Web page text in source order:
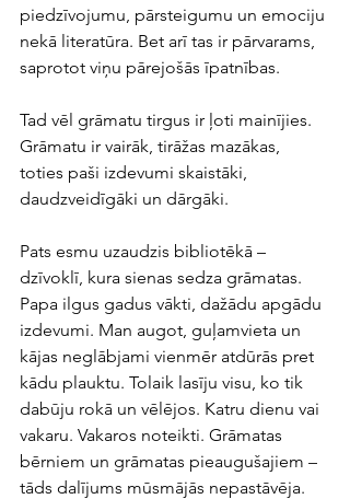
piedzīvojumu, pārsteigumu un emociju
nekā literatūra. Bet arī tas ir pārvarams,
saprotot viņu pārejošās īpatnības.
Tad vēl grāmatu tirgus ir ļoti mainījies.
Grāmatu ir vairāk, tirāžas mazākas,
toties paši izdevumi skaistāki,
daudzveidīgāki un dārgāki.
Pats esmu uzaudzis bibliotēkā –
dzīvoklī, kura sienas sedza grāmatas.
Papa ilgus gadus vākti, dažādu apgādu
izdevumi. Man augot, guļamvieta un
kājas neglābjami vienmēr atdūrās pret
kādu plauktu. Tolaik lasīju visu, ko tik
dabūju rokā un vēlējos. Katru dienu vai
vakaru. Vakaros noteikti. Grāmatas
bērniem un grāmatas pieaugušajiem –
tāds dalījums mūsmājās nepastāvēja.